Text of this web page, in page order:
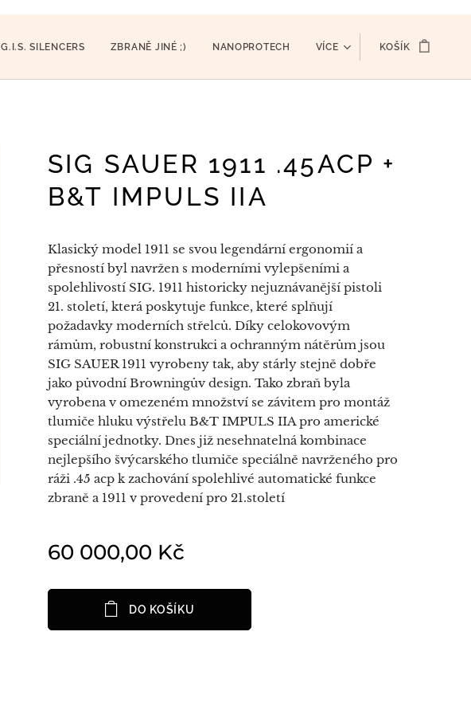
G.I.S. SILENCERS ZBRANĚ JINÉ ;) NANOPROTECH VÍCE KOŠÍK
SIG SAUER 1911 .45ACP +
B&T IMPULS IIA
Klasický model 1911 se svou legendární ergonomií a
přesností byl navržen s moderními vylepšeními a
spolehlivostí SIG. 1911 historicky nejuznávanější pistoli
21. století, která poskytuje funkce, které splňují
požadavky moderních střelců. Díky celokovovým
rámům, robustní konstrukci a ochranným nátěrům jsou
SIG SAUER 1911 vyrobeny tak, aby stárly stejně dobře
jako původní Browningův design. Tako zbraň byla
vyrobena v omezeném množství se závitem pro montáž
tlumiče hluku výstřelu B&T IMPULS IIA pro americké
speciální jednotky. Dnes již nesehnatelná kombinace
nejlepšího švýcarského tlumiče speciálně navrženého pro
ráži .45 acp k zachování spolehlivé automatické funkce
zbraně a 1911 v provedení pro 21.století
60 000,00 Kč
DO KOŠÍKU